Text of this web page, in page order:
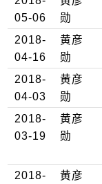
05-06
勋
2018-
04-16
黄彦
勋
2018-
04-03
黄彦
勋
2018-
03-19
黄彦
勋
2018-
黄彦